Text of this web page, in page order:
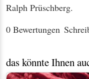
Ralph Prüschberg.
0 Bewertungen
das könnte Ihnen